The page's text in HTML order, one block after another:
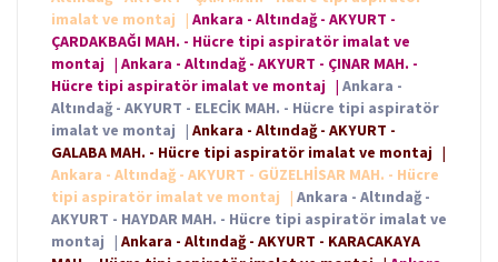
imalat ve montaj
| Ankara - Altındağ - AKYURT -
ÇARDAKBAĞI MAH. - Hücre tipi aspiratör imalat ve
montaj | Ankara - Altındağ - AKYURT - ÇINAR MAH. -
Hücre tipi aspiratör imalat ve montaj | Ankara -
Altındağ - AKYURT - ELECİK MAH. - Hücre tipi aspiratör
imalat ve montaj | Ankara - Altındağ - AKYURT -
GALABA MAH. - Hücre tipi aspiratör imalat ve montaj |
Ankara - Altındağ - AKYURT - GÜZELHİSAR MAH. - Hücre
tipi aspiratör imalat ve montaj
| Ankara - Altındağ -
AKYURT - HAYDAR MAH. - Hücre tipi aspiratör imalat ve
montaj | Ankara - Altındağ - AKYURT - KARACAKAYA